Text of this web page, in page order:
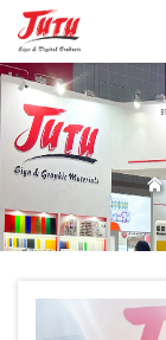
Startseite
Produkte